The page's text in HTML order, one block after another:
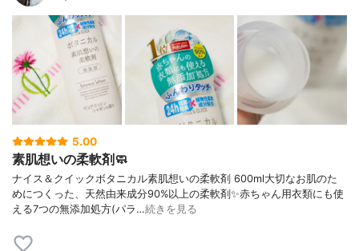
5.00
素肌想いの柔軟剤🧼
ナイス＆クイックボタニカル素肌想いの柔軟剤 600ml大切なお肌のた
めにつくった、天然由来成分90%以上の柔軟剤✨赤ちゃん用衣類にも使
える7つの無添加処方(パラ…続きを見る